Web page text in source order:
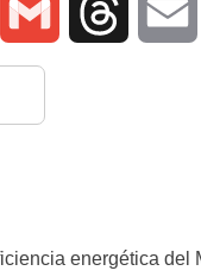
Facebook Gmail Threads
energética del